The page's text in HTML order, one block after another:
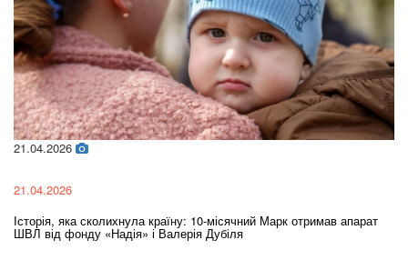
21.04.2026
21.04.2026
Історія, яка сколихнула країну: 10-місячний Марк отримав апарат
ШВЛ від фонду «Надія» і Валерія Дубіля